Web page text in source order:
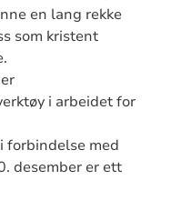
en lang rekke
som kristent
i arbeidet for
forbindelse med
desember er ett